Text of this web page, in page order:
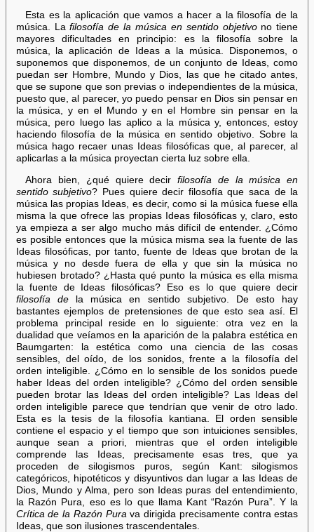
Esta es la aplicación que vamos a hacer a la filosofía de la
música. Lafilosofía de la música en sentido objetivono tiene
mayores dificultades en principio: es la filosofía sobre la
música, la aplicación de Ideas a la música. Disponemos, o
suponemos que disponemos, de un conjunto de Ideas, como
puedan ser Hombre, Mundo y Dios, las que he citado antes,
que se supone que son previas o independientes de la música,
puesto que, al parecer, yo puedo pensar en Dios sin pensar en
la música, y en el Mundo y en el Hombre sin pensar en la
música, pero luego las aplico a la música y, entonces, estoy
haciendo filosofía de la música en sentido objetivo. Sobre la
música hago recaer unas Ideas filosóficas que, al parecer, al
aplicarlas a la música proyectan cierta luz sobre ella.
Ahora bien, ¿qué quiere decirfilosofía de la música en
sentido subjetivo? Pues quiere decir filosofía que saca de la
música las propias Ideas, es decir, como si la música fuese ella
misma la que ofrece las propias Ideas filosóficas y, claro, esto
ya empieza a ser algo mucho más difícil de entender. ¿Cómo
es posible entonces que la música misma sea la fuente de las
Ideas filosóficas, por tanto, fuente de Ideas que brotan de la
música y no desde fuera de ella y que sin la música no
hubiesen brotado? ¿Hasta qué punto la música es ella misma
la fuente de Ideas filosóficas? Eso es lo que quiere decir
filosofía dela música en sentido subjetivo. De esto hay
bastantes ejemplos de pretensiones de que esto sea así. El
problema principal reside en lo siguiente: otra vez en la
dualidad que veíamos en la aparición de la palabra estética en
Baumgarten: la estética como una ciencia de las cosas
sensibles, del oído, de los sonidos, frente a la filosofía del
orden inteligible. ¿Cómo en lo sensible de los sonidos puede
haber Ideas del orden inteligible? ¿Cómo del orden sensible
pueden brotar las Ideas del orden inteligible? Las Ideas del
orden inteligible parece que tendrían que venir de otro lado.
Esta es la tesis de la filosofía kantiana. El orden sensible
contiene el espacio y el tiempo que son intuiciones sensibles,
aunque sean a priori, mientras que el orden inteligible
comprende las Ideas, precisamente esas tres, que ya
proceden de silogismos puros, según Kant: silogismos
categóricos, hipotéticos y disyuntivos dan lugar a las Ideas de
Dios, Mundo y Alma, pero son Ideas puras del entendimiento,
la Razón Pura, eso es lo que llama Kant “Razón Pura”. Y la
Crítica de la Razón Pura va dirigida precisamente contra estas
Ideas, que son ilusiones trascendentales.